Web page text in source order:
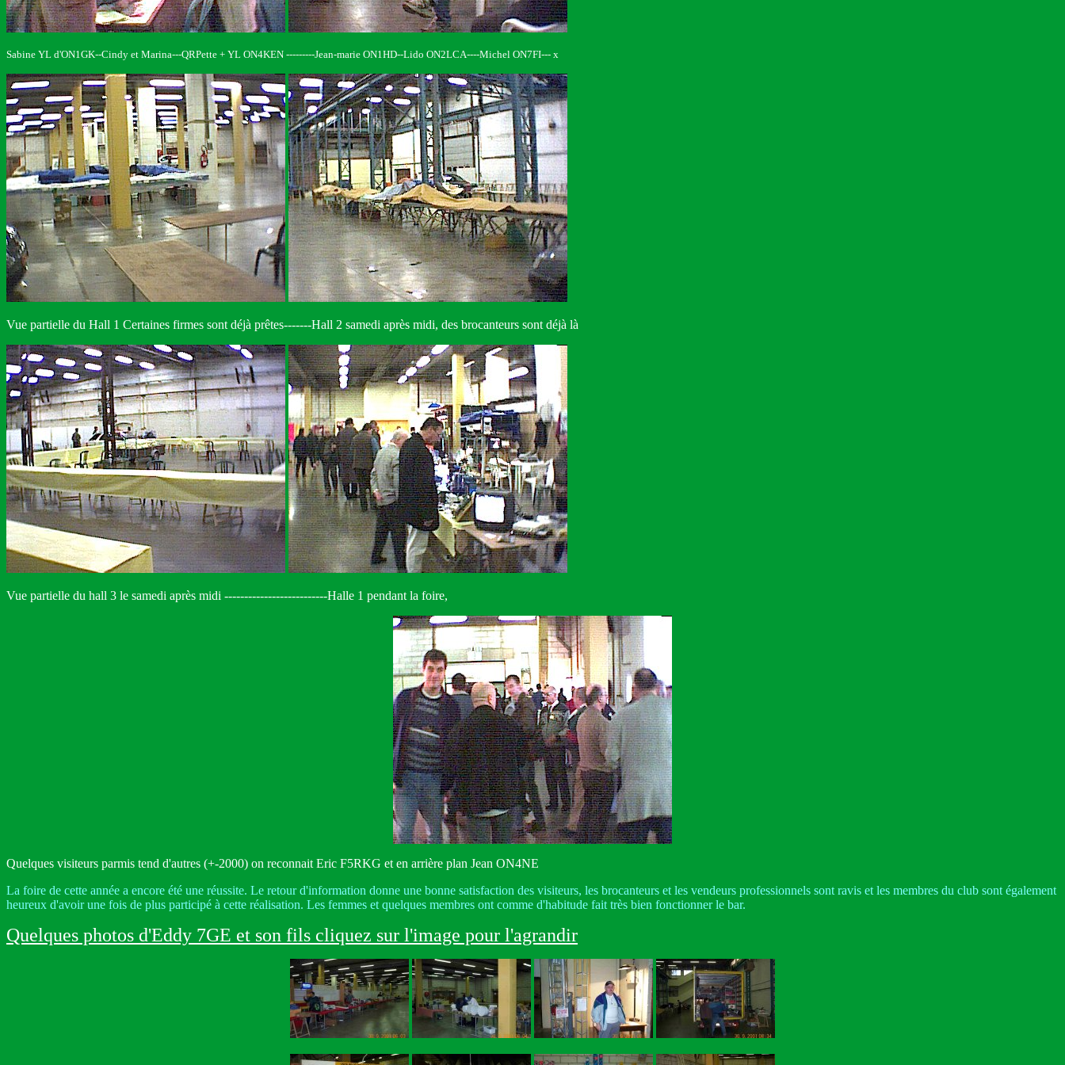
Sabine YL d'ON1GK--Cindy et Marina---QRPette + YL ON4KEN ---------Jean-marie ON1HD--Lido ON2LCA----Michel ON7FI--- x
Vue partielle du Hall 1 Certaines firmes sont déjà prêtes-------Hall 2 samedi après midi, des brocanteurs sont déjà là
Vue partielle du hall 3 le samedi après midi --------------------------Halle 1 pendant la foire,
Quelques visiteurs parmis tend d'autres (+-2000) on reconnait Eric F5RKG et en arrière plan Jean ON4NE
La foire de cette année a encore été une réussite. Le retour d'information donne une bonne satisfaction des visiteurs, les brocanteurs et les vendeurs professionnels sont ravis et les membres du club sont également
heureux d'avoir une fois de plus participé à cette réalisation. Les femmes et quelques membres ont comme d'habitude fait très bien fonctionner le bar.
Quelques photos d'Eddy 7GE et son fils cliquez sur l'image pour l'agrandir